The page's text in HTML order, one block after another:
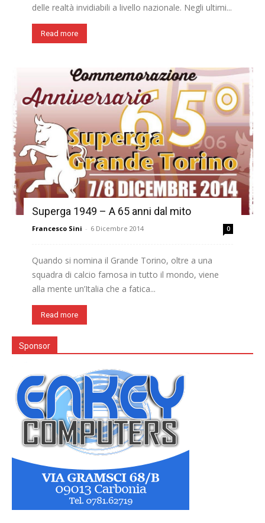
delle realtà invidiabili a livello nazionale. Negli ultimi...
Read more
Superga 1949 – A 65 anni dal mito
Francesco Sini - 6 Dicembre 2014 0
Quando si nomina il Grande Torino, oltre a una
squadra di calcio famosa in tutto il mondo, viene
alla mente un’Italia che a fatica...
Read more
Sponsor